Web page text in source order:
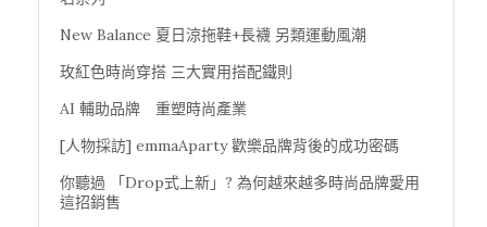
New Balance 夏日涼拖鞋+長襪 另類運動風潮
玫紅色時尚穿搭 三大實用搭配鐵則
AI 輔助品牌 重塑時尚產業
[人物採訪] emmaAparty 歡樂品牌背後的成功密碼
你聽過 「Drop式上新」? 為何越來越多時尚品牌愛用
這招銷售